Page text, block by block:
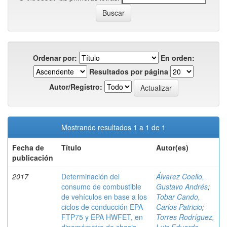
Ordenar por:
En orden:
Resultados por página
Autor/Registro:
Mostrando resultados 1 a 1 de 1
Fecha de
publicación
Título Autor(es)
2017
Determinación del
consumo de combustible
de vehículos en base a los
ciclos de conducción EPA
FTP75 y EPA HWFET, en
Álvarez Coello,
Gustavo Andrés;
Tobar Cando,
Carlos Patricio;
Torres Rodríguez,